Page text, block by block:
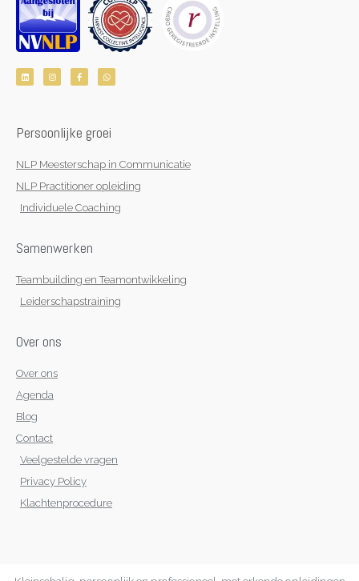
L
i
n
I
n
s
m
F
a
c
-
W
h
a
p
Persoonlijke groei
NLP Meesterschap in Communicatie
NLP Practitioner opleiding
Individuele Coaching
Samenwerken
Teambuilding en Teamontwikkeling
Leiderschapstraining
Over ons
Over ons
Agenda
Blog
Contact
Veelgestelde vragen
Privacy Policy
Klachtenprocedure